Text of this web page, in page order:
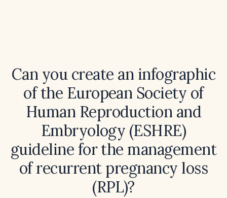
Can you create an infographic
of the European Society of
Human Reproduction and
Embryology (ESHRE)
guideline for the management
of recurrent pregnancy loss
(RPL)?